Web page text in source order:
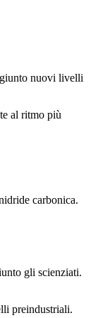
nuovi livelli
al ritmo più
carbonica.
gli scienziati.
preindustriali.